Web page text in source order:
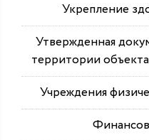
Укрепление
Утвержденная
территории
Учреждения